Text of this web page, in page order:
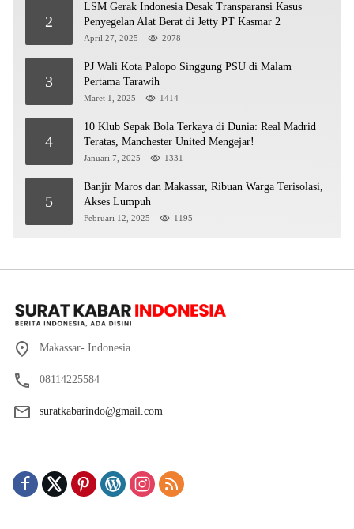
2
LSM Gerak Indonesia Desak Transparansi Kasus
Penyegelan Alat Berat di Jetty PT Kasmar 2
April 27, 2025 2078
3
PJ Wali Kota Palopo Singgung PSU di Malam
Pertama Tarawih
Maret 1, 2025 1414
4
10 Klub Sepak Bola Terkaya di Dunia: Real Madrid
Teratas, Manchester United Mengejar!
Januari 7, 2025 1331
5
Banjir Maros dan Makassar, Ribuan Warga Terisolasi,
Akses Lumpuh
Februari 12, 2025 1195
Makassar- Indonesia
08114225584
suratkabarindo@gmail.com